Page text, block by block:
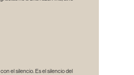
el silencio. Es el silencio del